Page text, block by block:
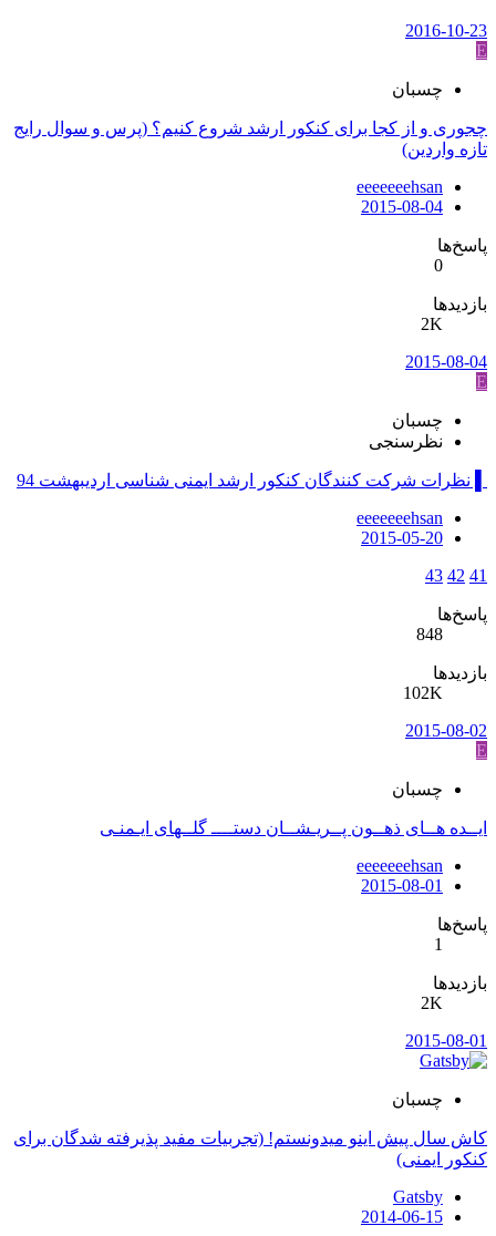
2016-10-23
E
چسبان
چجوری و از کجا برای کنکور ارشد شروع کنیم؟ (پرس و سوال رایج
تازه واردین)
eeeeeeehsan
2015-08-04
پاسخ‌ها
0
بازدیدها
2K
2015-08-04
E
چسبان
نظرسنجی
▌ نظرات شرکت کنندگان کنکور ارشد ایمنی شناسی اردیبهشت 94
eeeeeeehsan
2015-05-20
41
42
43
پاسخ‌ها
848
بازدیدها
102K
2015-08-02
E
چسبان
ایــده هــای ذهــون پــریـشــان دستــــ گلــهای ایـمنـی
eeeeeeehsan
2015-08-01
پاسخ‌ها
1
بازدیدها
2K
2015-08-01
چسبان
کاش سال پیش اینو میدونستم! (تجربیات مفید پذیرفته شدگان برای
کنکور ایمنی)
Gatsby
2014-06-15